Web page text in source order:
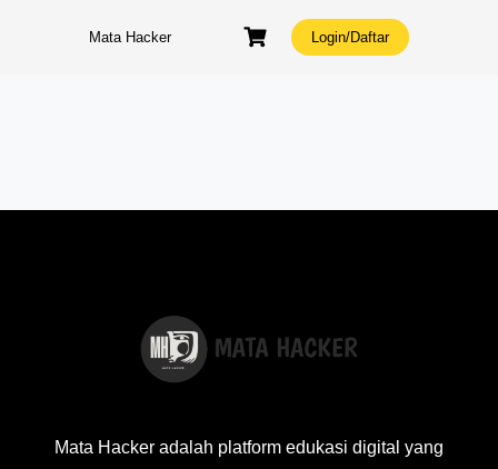
Mata Hacker Login/Daftar
Mata Hacker adalah platform edukasi digital yang